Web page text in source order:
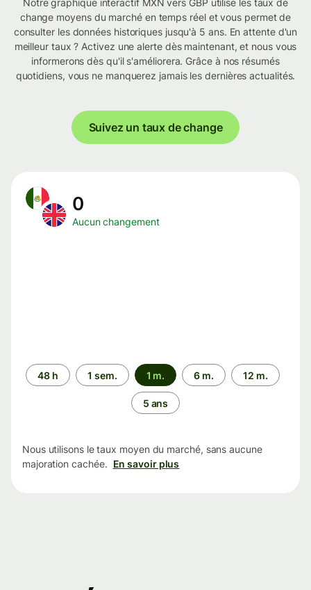
Notre graphique interactif MXN vers GBP utilise les taux de
change moyens du marché en temps réel et vous permet de
consulter les données historiques jusqu'à 5 ans. En attente d'un
meilleur taux ? Activez une alerte dès maintenant, et nous vous
informerons dès qu'il s'améliorera. Grâce à nos résumés
quotidiens, vous ne manquerez jamais les dernières actualités.
Suivez un taux de change
0
Aucun changement
Période
48 h 1 sem. 1 m. 6 m. 12 m.
5 ans
Nous utilisons le taux moyen du marché, sans aucune
majoration cachée. En savoir plus